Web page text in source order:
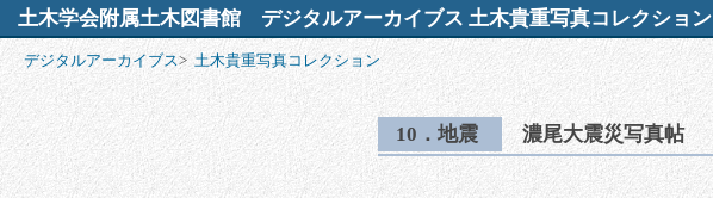
土木学会附属土木図書館 デジタルアーカイブス 土木貴重写真コレクション
デジタルアーカイブス> 土木貴重写真コレクション
10．地震 濃尾大震災写真帖